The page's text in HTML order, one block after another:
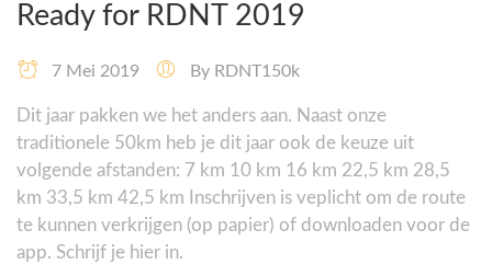
Ready for RDNT 2019
7 Mei 2019 By RDNT150k
Dit jaar pakken we het anders aan. Naast onze
traditionele 50km heb je dit jaar ook de keuze uit
volgende afstanden: 7 km 10 km 16 km 22,5 km 28,5
km 33,5 km 42,5 km Inschrijven is veplicht om de route
te kunnen verkrijgen (op papier) of downloaden voor de
app. Schrijf je hier in.